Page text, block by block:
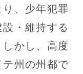
、少年犯罪
・維持する
かし、高度
州の州都で